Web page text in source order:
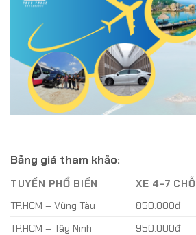
Bảng giá tham khảo:
TUYẾN PHỔ BIẾN XE 4-7 CHỖ
TP.HCM – Vũng Tàu
850.000đ
TP.HCM – Tây Ninh
950.000đ